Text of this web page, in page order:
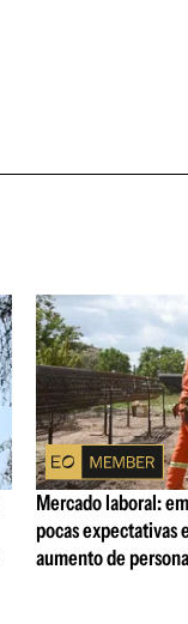
Mercado laboral:
pocas expectativas
aumento de